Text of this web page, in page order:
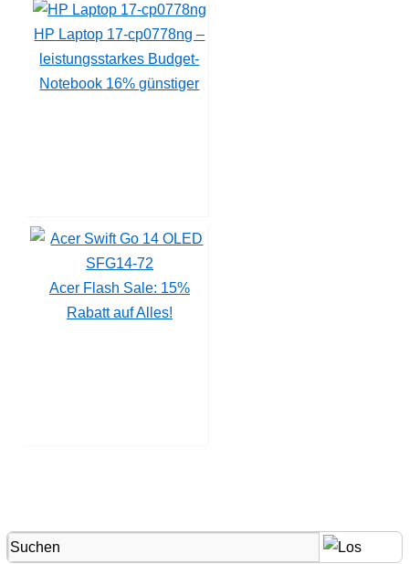
HP Laptop 17-cp0778ng –
leistungsstarkes Budget-
Notebook 16% günstiger
Acer Flash Sale: 15%
Rabatt auf Alles!